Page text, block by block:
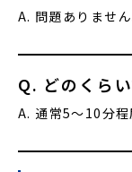
A. 問題ありませ
Q. どのくら
A. 通常5〜10分程